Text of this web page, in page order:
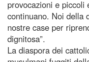
provocazioni e
continuano. Noi della
nostre case per
dignitosa”.
La diaspora dei